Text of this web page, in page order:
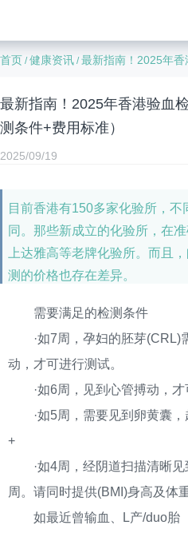
首页 /健康资讯 /最新指南！2025年香港验血
最新指南！2025年香港验血
测条件+费用标准）
2025/09/19
目前香港有150多家化验所，
同。那些新成立的化验所，在
上达雅高等老牌化验所。而且
测的价格也存在差异。
需要满足的检测条件
·如7周，孕妇的胚芽(CRL)
动，才可进行测试。
·如6周，见到心管搏动，才
·如5周，需要见到卵黄囊，
+
·如4周，经阴道扫描清晰见
周。请同时提供(BMI)身高及体
如最近曾输血、L产/duo胎